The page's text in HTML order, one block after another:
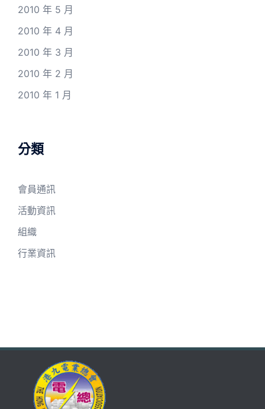
2010 年 5 月
2010 年 4 月
2010 年 3 月
2010 年 2 月
2010 年 1 月
分類
會員通訊
活動資訊
組織
行業資訊